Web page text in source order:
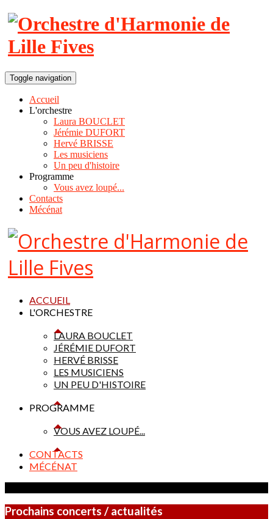
Toggle navigation
Accueil
L'orchestre
Laura BOUCLET
Jérémie DUFORT
Hervé BRISSE
Les musiciens
Un peu d'histoire
Programme
Vous avez loupé...
Contacts
Mécénat
ACCUEIL
L'ORCHESTRE
LAURA BOUCLET
JÉRÉMIE DUFORT
HERVÉ BRISSE
LES MUSICIENS
UN PEU D'HISTOIRE
PROGRAMME
VOUS AVEZ LOUPÉ...
CONTACTS
MÉCÉNAT
Prochains concerts / actualités